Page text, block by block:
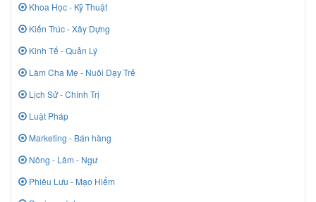
Khoa Học - Kỹ Thuật
Kiến Trúc - Xây Dựng
Kinh Tế - Quản Lý
Làm Cha Mẹ - Nuôi Dạy Trẻ
Lịch Sử - Chính Trị
Luật Pháp
Marketing - Bán hàng
Nông - Lâm - Ngư
Phiêu Lưu - Mạo Hiểm